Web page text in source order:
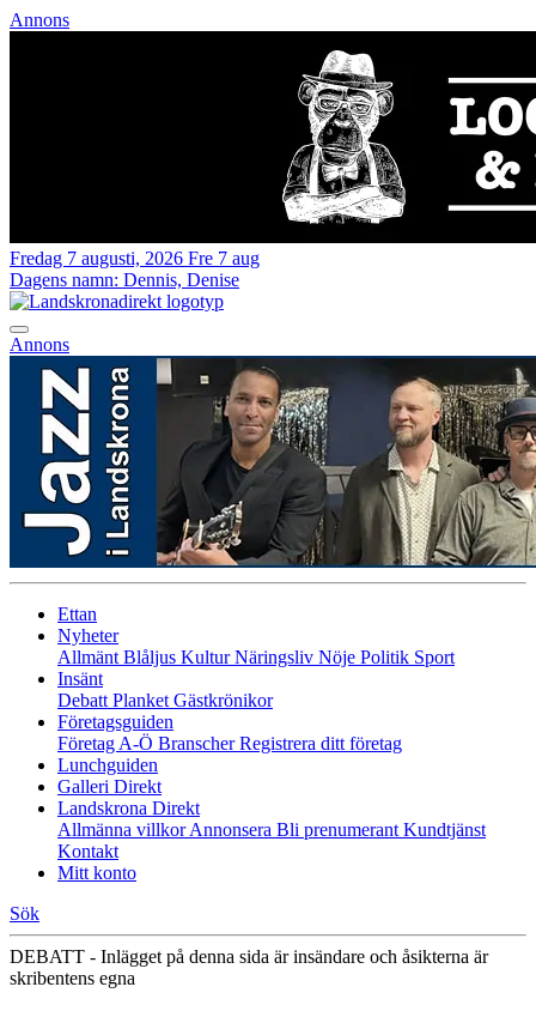
Annons
Fredag 7 augusti, 2026 Fre 7 aug
Dagens namn: Dennis, Denise
Annons
Ettan
Nyheter
Allmänt Blåljus KulturNäringsliv Nöje Politik Sport
Insänt
Debatt Planket Gästkrönikor
Företagsguiden
Företag A-Ö BranscherRegistrera ditt företag
Lunchguiden
Galleri Direkt
Landskrona Direkt
Allmänna villkorAnnonsera Bli prenumerant Kundtjänst
Kontakt
Mitt konto
Sök
DEBATT - Inlägget på denna sida är insändare och åsikterna är
skribentens egna